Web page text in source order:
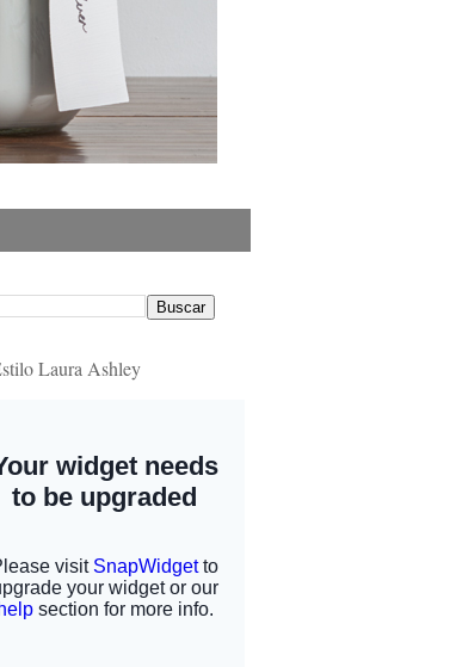
Laura Ashley